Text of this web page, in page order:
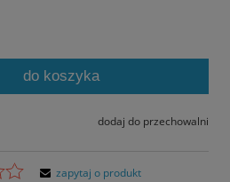
do koszyka
dodaj do przechowalni
zapytaj o produkt